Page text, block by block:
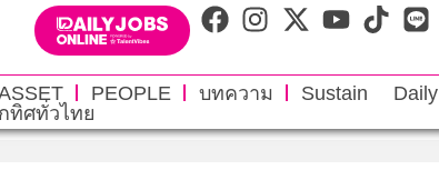
PEOPLE บทความ Sustain Daily
ทิศทั่วไทย